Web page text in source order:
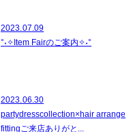
2023.07.09
°˖✧Item Fairのご案内✧˖°
2023.06.30
partydresscollection×hair arrange
fittingご来店ありがと...